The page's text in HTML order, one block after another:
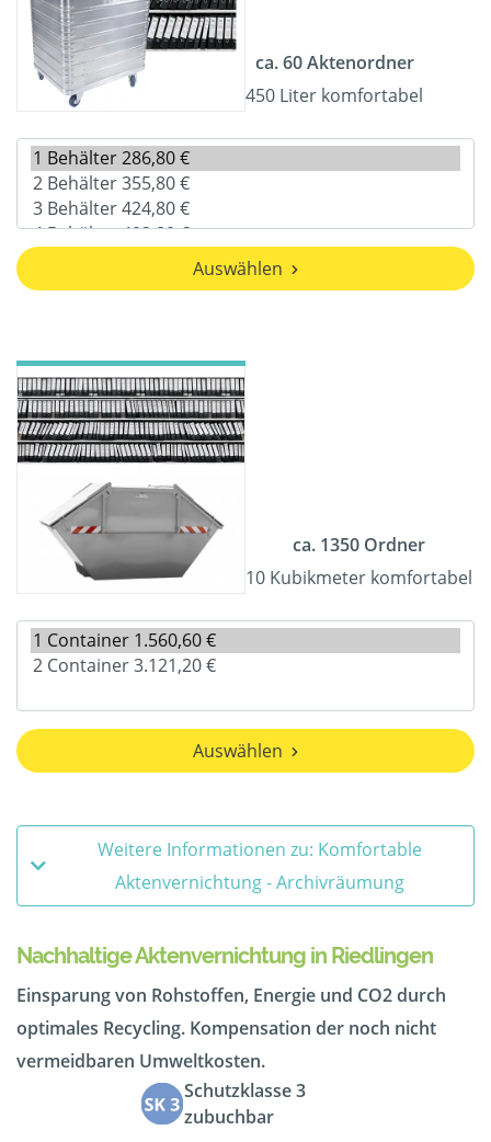
ca. 60 Aktenordner
450 Liter komfortabel
Auswählen
ca. 1350 Ordner
10 Kubikmeter komfortabel
Auswählen
Weitere Informationen zu: Komfortable
Aktenvernichtung - Archivräumung
Nachhaltige Aktenvernichtung in Riedlingen
Einsparung von Rohstoffen, Energie und CO2 durch
optimales Recycling. Kompensation der noch nicht
vermeidbaren Umweltkosten.
Schutzklasse 3
zubuchbar